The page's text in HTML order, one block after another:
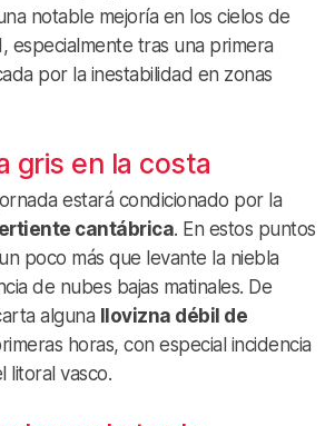
notable mejoría en los cielos de
especialmente tras una primera
por la inestabilidad en zonas
gris en la costa
estará condicionado por la
cantábrica. En estos puntos
poco más que levante la niebla
de nubes bajas matinales. De
alguna llovizna débil de
horas, con especial incidencia
litoral vasco.